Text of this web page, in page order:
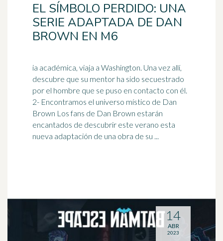
EL SÍMBOLO PERDIDO: UNA
SERIE ADAPTADA DE DAN
BROWN EN M6
ia académica, viaja a Washington. Una vez allí,
descubre que su mentor ha sido secuestrado
por el hombre que se puso en contacto con él.
2- Encontramos el universo místico de Dan
Brown Los fans de Dan Brown estarán
encantados de descubrir este verano esta
nueva adaptación de una obra de su ...
14
ABR
2023